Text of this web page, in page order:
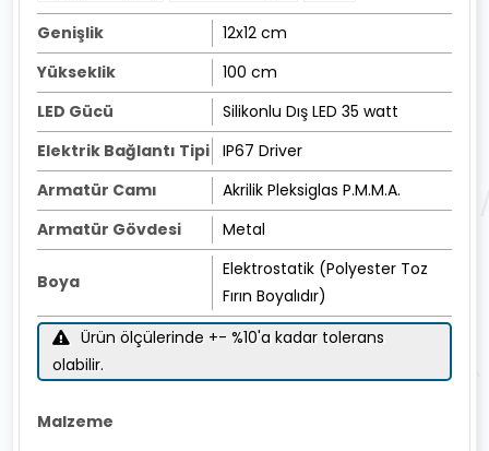
Genişlik
12x12 cm
Yükseklik
100 cm
LED Gücü
Silikonlu Dış LED 35 watt
Elektrik Bağlantı Tipi
IP67 Driver
Armatür Camı
Akrilik Pleksiglas P.M.M.A.
Armatür Gövdesi
Metal
Boya
Elektrostatik (Polyester Toz
Fırın Boyalıdır)
Ürün ölçülerinde +- %10'a kadar tolerans
olabilir.
Malzeme